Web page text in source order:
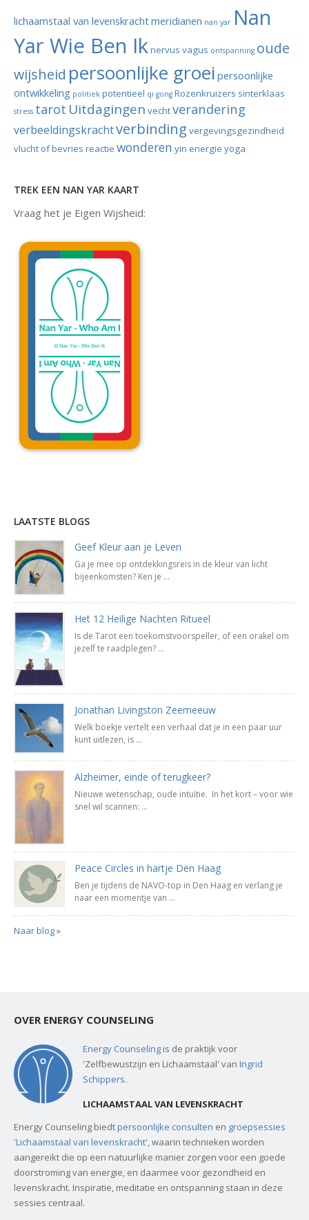
lichaamstaal van levenskrachtmeridianen nan yar Nan
Yar Wie Ben Iknervus vagus ontspanning oude
wijsheid persoonlijke groei persoonlijke
ontwikkeling politiek potentieel qi gong Rozenkruizers sinterklaas
stress tarot Uitdagingen vechtverandering
verbeeldingskrachtverbinding vergevingsgezindheid
vlucht of bevries reactie wonderen yin energie yoga
TREK EEN NAN YAR KAART
Vraag het je Eigen Wijsheid:
LAATSTE BLOGS
Geef Kleur aan je Leven
Ga je mee op ontdekkingsreis in de kleur van licht
bijeenkomsten? Ken je ...
Het 12 Heilige Nachten Ritueel
Is de Tarot een toekomstvoorspeller, of een orakel om
jezelf te raadplegen? ...
Jonathan Livingston Zeemeeuw
Welk boekje vertelt een verhaal dat je in een paar uur
kunt uitlezen, is ...
Alzheimer, einde of terugkeer?
Nieuwe wetenschap, oude intuïtie. In het kort – voor wie
snel wil scannen: ...
Peace Circles in hartje Den Haag
Ben je tijdens de NAVO-top in Den Haag en verlang je
naar een momentje van ...
Naar blog»
OVER ENERGY COUNSELING
Energy Counseling is de praktijk voor
'Zelfbewustzijn en Lichaamstaal' van Ingrid
Schippers.
LICHAAMSTAAL VAN LEVENSKRACHT
Energy Counseling biedtpersoonlijke consulten en groepsessies
'Lichaamstaal van levenskracht', waarin technieken worden
aangereikt die op een natuurlijke manier zorgen voor een goede
doorstroming van energie, en daarmee voor gezondheid en
levenskracht. Inspiratie, meditatie en ontspanning staan in deze
sessies centraal.